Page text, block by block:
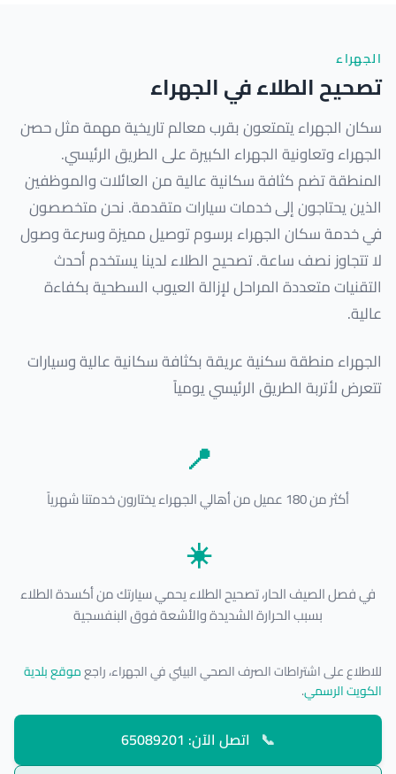
الجهراء
تصحيح الطلاء في الجهراء
سكان الجهراء يتمتعون بقرب معالم تاريخية مهمة مثل حصن
الجهراء وتعاونية الجهراء الكبيرة على الطريق الرئيسي.
المنطقة تضم كثافة سكانية عالية من العائلات والموظفين
الذين يحتاجون إلى خدمات سيارات متقدمة. نحن متخصصون
في خدمة سكان الجهراء برسوم توصيل مميزة وسرعة وصول
لا تتجاوز نصف ساعة. تصحيح الطلاء لدينا يستخدم أحدث
التقنيات متعددة المراحل لإزالة العيوب السطحية بكفاءة
عالية.
الجهراء منطقة سكنية عريقة بكثافة سكانية عالية وسيارات
تتعرض لأتربة الطريق الرئيسي يومياً
📍
أكثر من 180 عميل من أهالي الجهراء يختارون خدمتنا شهرياً
☀️
في فصل الصيف الحار، تصحيح الطلاء يحمي سيارتك من أكسدة الطلاء
بسبب الحرارة الشديدة والأشعة فوق البنفسجية
للاطلاع على اشتراطات الصرف الصحي البيئي في الجهراء، راجعموقع بلدية
الكويت الرسمي.
📞 اتصل الآن: 65089201